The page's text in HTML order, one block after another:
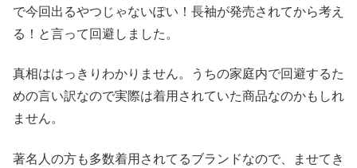
で今回出るやつじゃないぽい！長袖が発売されてから考え
る！と言って回避しました。
真相ははっきりわかりません。うちの家庭内で回避するた
めの言い訳なので実際は着用されていた商品なのかもしれ
ません。
著名人の方も多数着用されてるブランドなので、ませてき